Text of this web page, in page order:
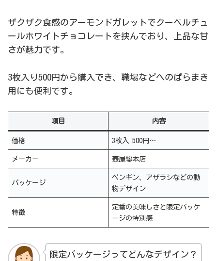
ザクザク食感のアーモンドガレットでクーベルチュ
ールホワイトチョコレートを挟んでおり、上品な甘
さが魅力です。
3枚入り500円から購入でき、職場などへのばらまき
用にも便利です。
項目 内容
価格 3枚入 500円～
メーカー 壺屋総本店
パッケージ
ペンギン、アザラシなどの動
物デザイン
特徴
定番の美味しさと限定パッケ
ージの特別感
限定パッケージってどんなデザイン？